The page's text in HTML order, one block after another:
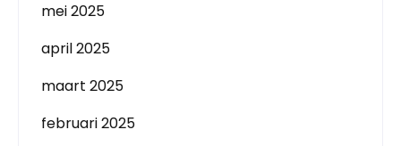
mei 2025
april 2025
maart 2025
februari 2025